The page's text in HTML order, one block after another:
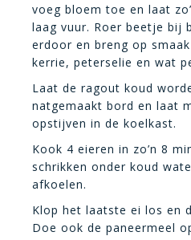
voeg bloem toe en laat
laag vuur. Roer beetje bij
erdoor en breng op
kerrie, peterselie en wat
Laat de ragout koud
natgemaakt bord en laat
opstijven in de koelkast.
Kook 4 eieren in zo’n 8
schrikken onder koud
afkoelen.
Klop het laatste ei los en
Doe ook de paneermeel